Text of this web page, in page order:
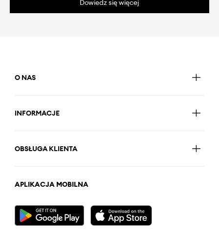
Dowiedz się więcej
O NAS
INFORMACJE
OBSŁUGA KLIENTA
APLIKACJA MOBILNA